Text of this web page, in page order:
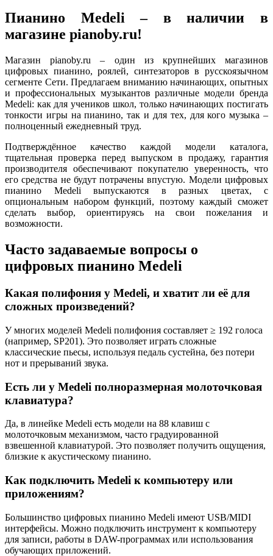
Пианино Medeli – в наличии в
магазине pianoby.ru!
Магазин pianoby.ru – один из крупнейших магазинов
цифровых пианино, роялей, синтезаторов в русскоязычном
сегменте Сети. Предлагаем вниманию начинающих, опытных
и профессиональных музыкантов различные модели бренда
Medeli: как для учеников школ, только начинающих постигать
тонкости игры на пианино, так и для тех, для кого музыка –
полноценный ежедневный труд.
Подтверждённое качество каждой модели каталога,
тщательная проверка перед выпуском в продажу, гарантия
производителя обеспечивают покупателю уверенность, что
его средства не будут потрачены впустую. Модели цифровых
пианино Medeli выпускаются в разных цветах, с
опциональным набором функций, поэтому каждый сможет
сделать выбор, ориентируясь на свои пожелания и
возможности.
Часто задаваемые вопросы о
цифровых пианино Medeli
Какая полифония у Medeli, и хватит ли её для
сложных произведений?
У многих моделей Medeli полифония составляет ≥ 192 голоса
(например, SP201). Это позволяет играть сложные
классические пьесы, используя педаль сустейна, без потери
нот и прерываний звука.
Есть ли у Medeli полноразмерная молоточковая
клавиатура?
Да, в линейке Medeli есть модели на 88 клавиш с
молоточковым механизмом, часто градуированной
взвешенной клавиатурой. Это позволяет получить ощущения,
близкие к акустическому пианино.
Как подключить Medeli к компьютеру или
приложениям?
Большинство цифровых пианино Medeli имеют USB/MIDI
интерфейсы. Можно подключить инструмент к компьютеру
для записи, работы в DAW-программах или использования
обучающих приложений.